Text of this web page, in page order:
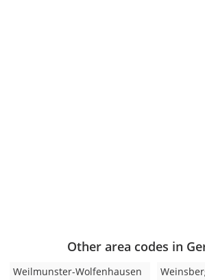
Other area codes in
Weilmunster-Wolfenhausen